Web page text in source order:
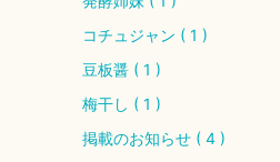
コチュジャン ( 1 )
豆板醤 ( 1 )
梅干し ( 1 )
掲載のお知らせ ( 4 )